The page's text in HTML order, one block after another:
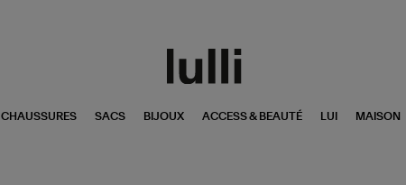
CHAUSSURES SACS BIJOUX ACCESS & BEAUTÉ LUI MAISON